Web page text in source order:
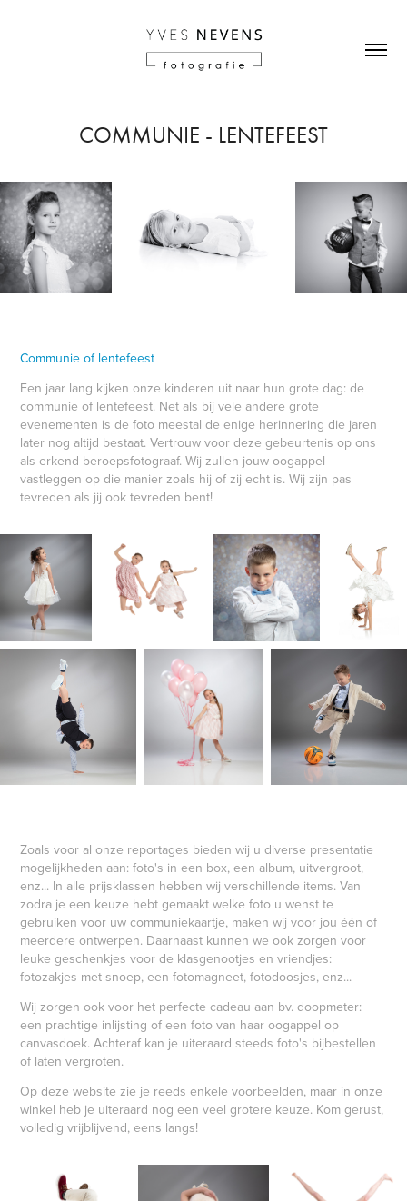
COMMUNIE - LENTEFEEST
Communie of lentefeest
Een jaar lang kijken onze kinderen uit naar hun grote dag: de
communie of lentefeest. Net als bij vele andere grote
evenementen is de foto meestal de enige herinnering die jaren
later nog altijd bestaat. Vertrouw voor deze gebeurtenis op ons
als erkend beroepsfotograaf. Wij zullen jouw oogappel
vastleggen op die manier zoals hij of zij echt is. Wij zijn pas
tevreden als jij ook tevreden bent!
Zoals voor al onze reportages bieden wij u diverse presentatie
mogelijkheden aan: foto's in een box, een album, uitvergroot,
enz... In alle prijsklassen hebben wij verschillende items. Van
zodra je een keuze hebt gemaakt welke foto u wenst te
gebruiken voor uw communiekaartje, maken wij voor jou één of
meerdere ontwerpen. Daarnaast kunnen we ook zorgen voor
leuke geschenkjes voor de klasgenootjes en vriendjes:
fotozakjes met snoep, een fotomagneet, fotodoosjes, enz...
Wij zorgen ook voor het perfecte cadeau aan bv. doopmeter:
een prachtige inlijsting of een foto van haar oogappel op
canvasdoek. Achteraf kan je uiteraard steeds foto's bijbestellen
of laten vergroten.
Op deze website zie je reeds enkele voorbeelden, maar in onze
winkel heb je uiteraard nog een veel grotere keuze. Kom gerust,
volledig vrijblijvend, eens langs!